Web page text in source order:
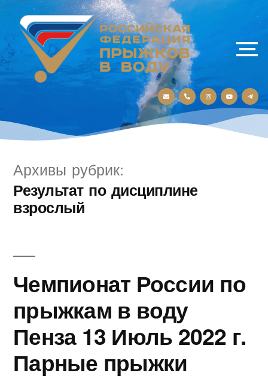
Архивы рубрик:
Результат по дисциплине
взрослый
Чемпионат России по
прыжкам в воду
Пенза 13 Июль 2022 г.
Парные прыжки